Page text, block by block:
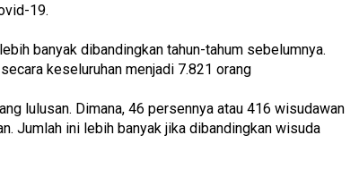
19.
banyak dibandingkan tahun-tahum sebelumnya.
keseluruhan menjadi 7.821 orang
lulusan. Dimana, 46 persennya atau 416 wisudawan
Jumlah ini lebih banyak jika dibandingkan wisuda